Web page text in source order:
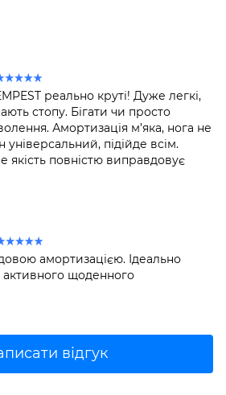
реально круті! Дуже легкі,
стопу. Бігати чи просто
Амортизація м’яка, нога не
підійде всім.
якість повністю виправдовує
амортизацією. Ідеально
активного щоденного
відгук